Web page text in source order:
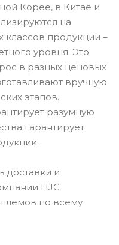
Корее, в Китае и
на
классов продукции –
уровня. Это
в разных ценовых
вручную
этапов.
разумную
гарантирует
доставки и
HJC
по всему